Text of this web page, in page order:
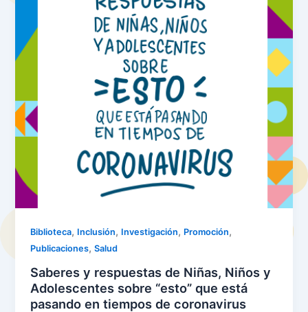
Biblioteca, Inclusión, Investigación, Promoción,
Publicaciones,Salud
Saberes y respuestas de Niñas, Niños y
Adolescentes sobre “esto” que está
pasando en tiempos de coronavirus